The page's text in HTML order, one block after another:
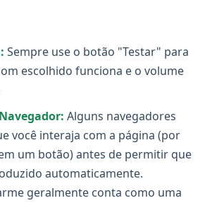
Sempre use o botão "Testar" para
escolhido funciona e o volume
Alguns navegadores
você interaja com a página (por
um botão) antes de permitir que
automaticamente.
geralmente conta como uma